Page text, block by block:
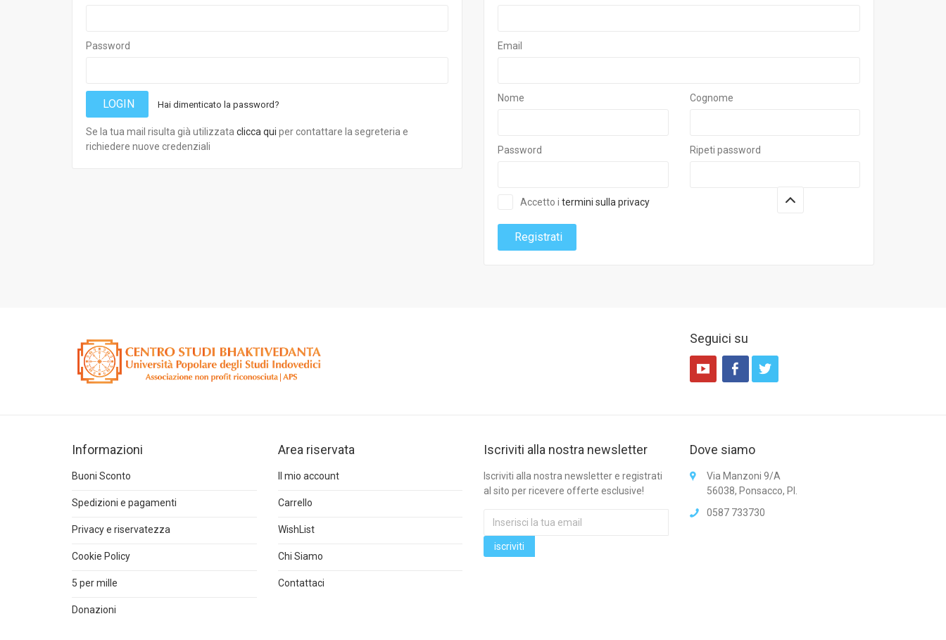
Password
LOGIN Hai dimenticato la password?
Se la tua mail risulta già utilizzata clicca qui per contattare la segreteria e
richiedere nuove credenziali
Email
Nome Cognome
Password Ripeti password
Accetto i termini sulla privacy
Registrati
Seguici su
Informazioni
Buoni Sconto
Spedizioni e pagamenti
Privacy e riservatezza
Cookie Policy
5 per mille
Donazioni
Area riservata
Il mio account
Carrello
WishList
Chi Siamo
Contattaci
Iscriviti alla nostra newsletter
Iscriviti alla nostra newsletter e registrati
al sito per ricevere offerte esclusive!
Dove siamo
Via Manzoni 9/A
56038, Ponsacco, PI.
0587 733730